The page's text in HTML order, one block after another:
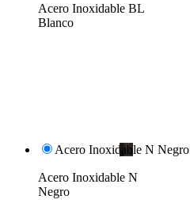
Acero Inoxidable BL
Blanco
Acero Inoxidable N Negro
Acero Inoxidable N
Negro